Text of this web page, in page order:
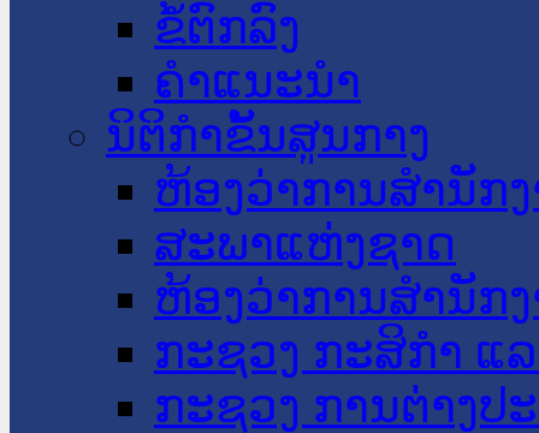
ຂໍ້ຕົກລົງ
ຄໍາແນະນໍາ
ນິຕິກໍາຂັ້ນສູນກາງ
ຫ້ອງວ່າການສໍານັກ
ສະພາແຫ່ງຊາດ
ຫ້ອງວ່າການສຳນັກ
ກະຊວງ ກະສິກຳ ແ
ກະຊວງ ການຕ່າງປ